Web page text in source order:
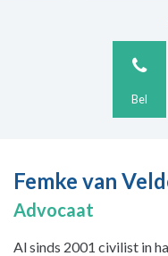
Bel
Femke van
Advocaat
Al sinds 2001 civilist in